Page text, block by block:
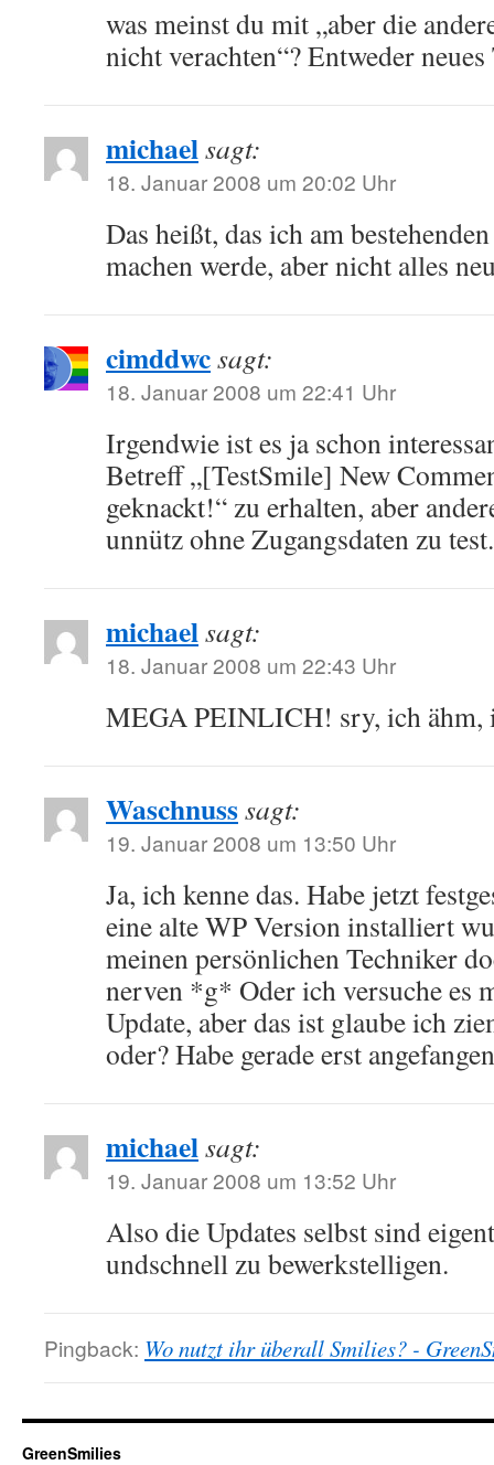
was meinst du mit „aber die
nicht verachten“? Entweder
michaelsagt:
18. Januar 2008 um 20:02 Uhr
Das heißt, das ich am
machen werde, aber nicht alles
cimddwcsagt:
18. Januar 2008 um 22:41 Uhr
Irgendwie ist es ja schon
Betreff „[TestSmile] New
geknackt!“ zu erhalten, aber
unnütz ohne Zugangsdaten zu
michaelsagt:
18. Januar 2008 um 22:43 Uhr
MEGA PEINLICH! sry, ich ähm,
Waschnusssagt:
19. Januar 2008 um 13:50 Uhr
Ja, ich kenne das. Habe jetzt
eine alte WP Version installiert
meinen persönlichen Techniker
nerven *g* Oder ich versuche es
Update, aber das ist glaube ich
oder? Habe gerade erst
michaelsagt:
19. Januar 2008 um 13:52 Uhr
Also die Updates selbst sind
undschnell zu bewerkstelligen.
Pingback: Wo nutzt ihr überall Smilies? -
GreenSmilies